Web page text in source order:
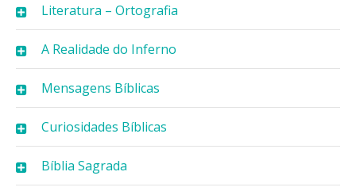
Literatura – Ortografia
A Realidade do Inferno
Mensagens Bíblicas
Curiosidades Bíblicas
Bíblia Sagrada